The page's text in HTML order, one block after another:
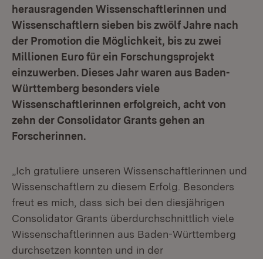
herausragenden Wissenschaftlerinnen und
Wissenschaftlern sieben bis zwölf Jahre nach
der Promotion die Möglichkeit, bis zu zwei
Millionen Euro für ein Forschungsprojekt
einzuwerben. Dieses Jahr waren aus Baden-
Württemberg besonders viele
Wissenschaftlerinnen erfolgreich, acht von
zehn der Consolidator Grants gehen an
Forscherinnen.
„Ich gratuliere unseren Wissenschaftlerinnen und
Wissenschaftlern zu diesem Erfolg. Besonders
freut es mich, dass sich bei den diesjährigen
Consolidator Grants überdurchschnittlich viele
Wissenschaftlerinnen aus Baden-Württemberg
durchsetzen konnten und in der